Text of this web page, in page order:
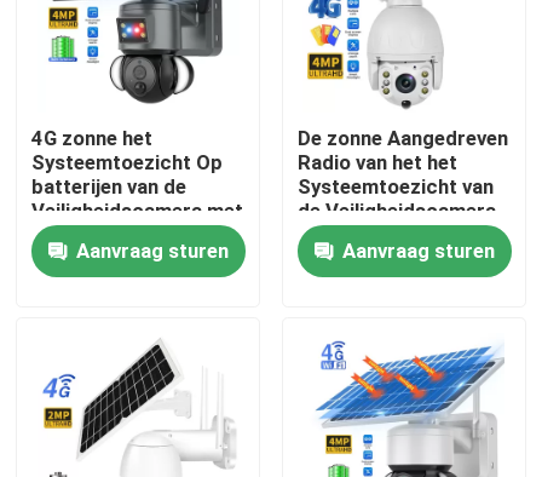
Fabriekstocht
Kwaliteitscontrole
Neem contact met ons op
Vraag een offerte
De Veiligheidscamera van de Wifi Gloeilamp
4G zonne het
Systeemtoezicht Op
batterijen van de
Veiligheidscamera met
Slim PIR Detection
Aanvraag sturen
De zonne Aangedreven
Radio van het het
Systeemtoezicht van
de Veiligheidscamera
voor Huis Openlucht
Aanvraag sturen